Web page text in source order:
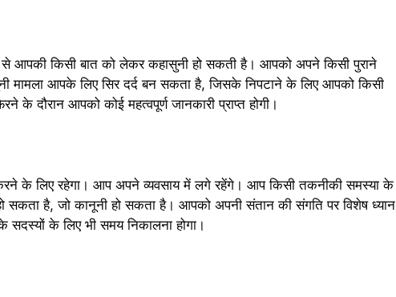
आपकी किसी बात को लेकर कहासुनी हो सकती है। आपको अपने किसी पुराने
मामला आपके लिए सिर दर्द बन सकता है, जिसके निपटाने के लिए आपको किसी
दौरान आपको कोई महत्वपूर्ण जानकारी प्राप्त होगी।
के लिए रहेगा। आप अपने व्यवसाय में लगे रहेंगे। आप किसी तकनीकी समस्या के
सकता है, जो कानूनी हो सकता है। आपको अपनी संतान की संगति पर विशेष ध्यान
के लिए भी समय निकालना होगा।